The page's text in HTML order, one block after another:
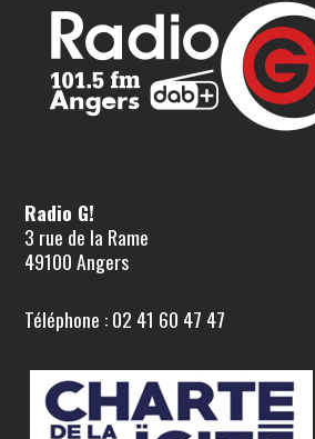
Radio G!
3 rue de la Rame
49100 Angers
Téléphone : 02 41 60 47 47